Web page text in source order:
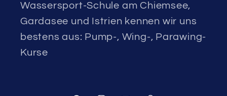
Wassersport-Schule am Chiemsee,
Gardasee und Istrien kennen wir uns
bestens aus: Pump-, Wing-, Parawing-
Kurse